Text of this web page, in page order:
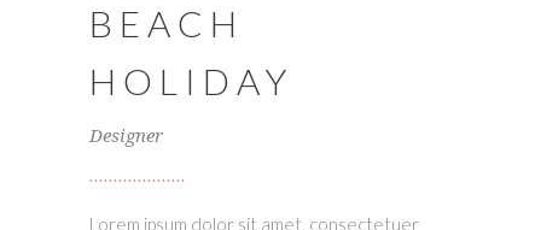
BEACH
HOLIDAY
Designer
Lorem ipsum dolor sit amet, consectetuer